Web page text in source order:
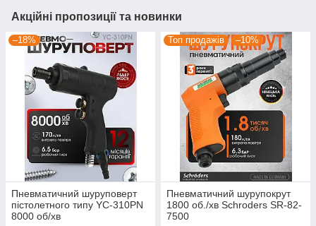
Акційні пропозиції та новинки
–18%
Пневматичний шуруповерт
пістолетного типу YC-310PN
8000 об/хв
Топ продажів –10%
Пневматичний шурупокрут
1800 об./хв Schroders SR-82-
7500